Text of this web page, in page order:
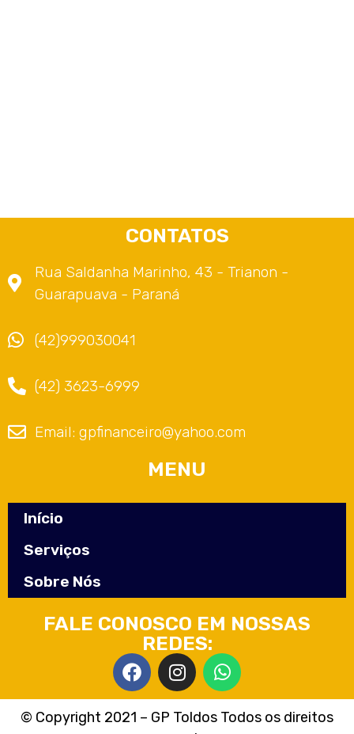
CONTATOS
Rua Saldanha Marinho, 43 - Trianon -
Guarapuava - Paraná
(42)999030041
(42) 3623-6999
Email: gpfinanceiro@yahoo.com
MENU
Início
Serviços
Sobre Nós
FALE CONOSCO EM NOSSAS
REDES:
© Copyright 2021 – GP Toldos Todos os direitos